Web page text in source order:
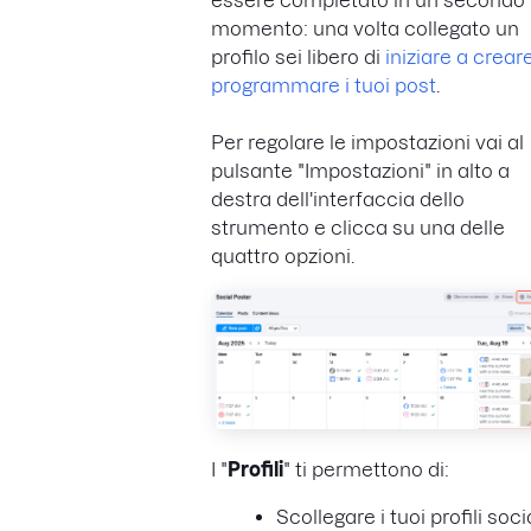
momento: una volta collegato un
profilo sei libero di iniziare a
programmare i tuoi post
Per regolare le impostazioni vai al
pulsante "Impostazioni" in alto a
destra dell'interfaccia dello
strumento e clicca su una delle
quattro opzioni.
I " Profili" ti permettono di:
Scollegare i tuoi profili